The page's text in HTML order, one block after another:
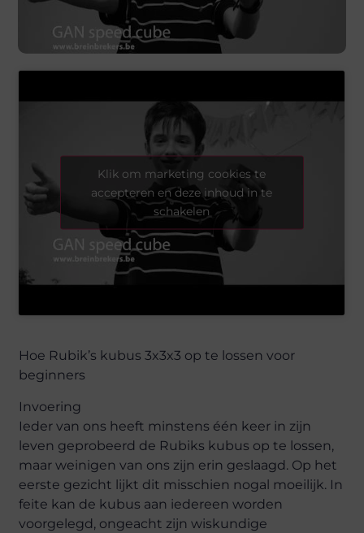
Klik om marketing cookies te
accepteren en deze inhoud in te
schakelen
Hoe Rubik’s kubus 3x3x3 op te lossen voor
beginners
Invoering
Ieder van ons heeft minstens één keer in zijn
leven geprobeerd de Rubiks kubus op te lossen,
maar weinigen van ons zijn erin geslaagd. Op het
eerste gezicht lijkt dit misschien nogal moeilijk. In
feite kan de kubus aan iedereen worden
voorgelegd, ongeacht zijn wiskundige